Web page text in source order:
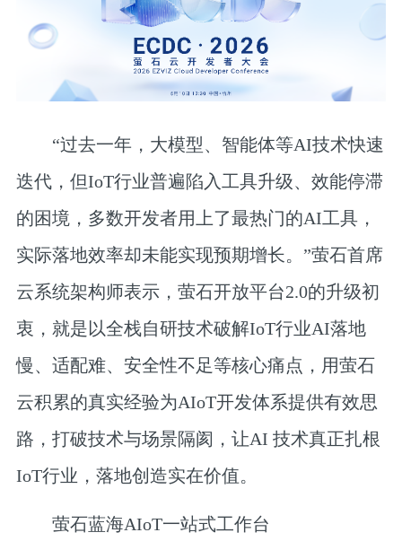
“过去一年，大模型、智能体等AI技术快速
迭代，但IoT行业普遍陷入工具升级、效能停滞
的困境，多数开发者用上了最热门的AI工具，
实际落地效率却未能实现预期增长。”萤石首席
云系统架构师表示，萤石开放平台2.0的升级初
衷，就是以全栈自研技术破解IoT行业AI落地
慢、适配难、安全性不足等核心痛点，用萤石
云积累的真实经验为AIoT开发体系提供有效思
路，打破技术与场景隔阂，让AI 技术真正扎根
IoT行业，落地创造实在价值。
萤石蓝海AIoT一站式工作台